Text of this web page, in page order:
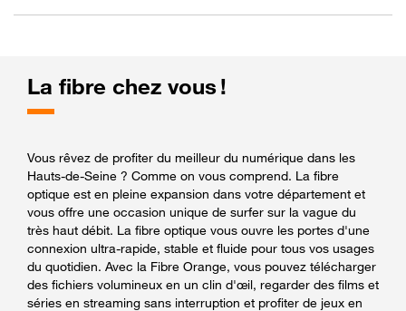
La fibre chez vous !
Vous rêvez de profiter du meilleur du numérique dans les
Hauts-de-Seine ? Comme on vous comprend. La fibre
optique est en pleine expansion dans votre département et
vous offre une occasion unique de surfer sur la vague du
très haut débit. La fibre optique vous ouvre les portes d'une
connexion ultra-rapide, stable et fluide pour tous vos usages
du quotidien. Avec la Fibre Orange, vous pouvez télécharger
des fichiers volumineux en un clin d'œil, regarder des films et
séries en streaming sans interruption et profiter de jeux en